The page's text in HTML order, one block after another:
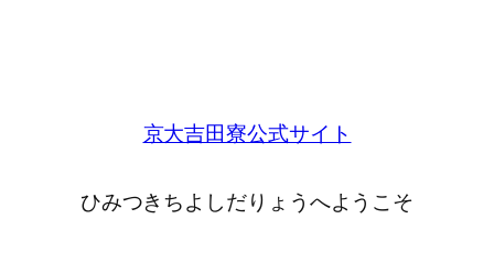
京大吉田寮公式サイト
ひみつきちよしだりょうへようこそ